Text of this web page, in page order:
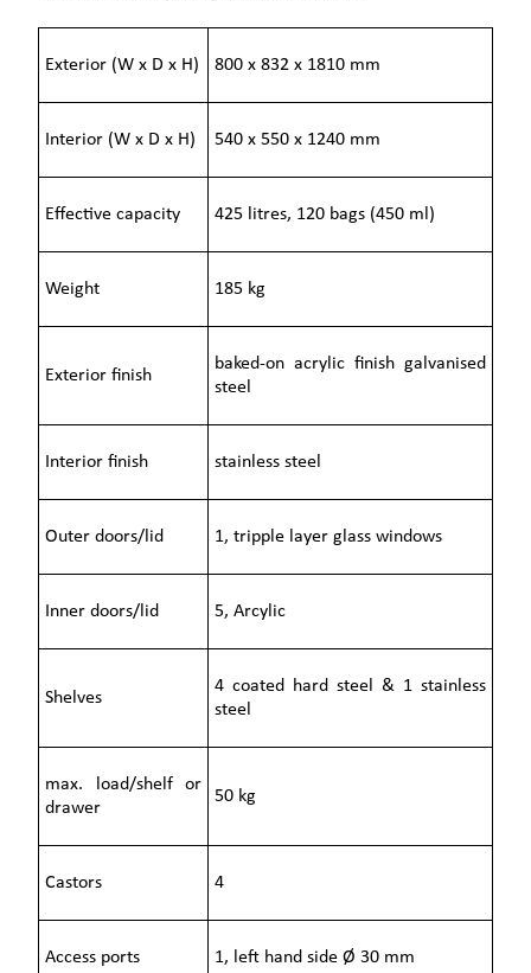
Exterior (W x D x H) 800 x 832 x 1810 mm
Interior (W x D x H) 540 x 550 x 1240 mm
Effective capacity 425 litres, 120 bags (450 ml)
Weight 185 kg
Exterior finish
baked-on acrylic finish galvanised
steel
Interior finish stainless steel
Outer doors/lid 1, tripple layer glass windows
Inner doors/lid 5, Arcylic
Shelves
4 coated hard steel & 1 stainless
steel
max. load/shelf or
drawer
50 kg
Castors 4
Access ports 1, left hand side Ø 30 mm